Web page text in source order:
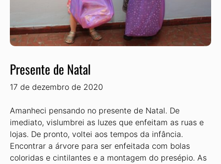
Presente de Natal
17 de dezembro de 2020
Amanheci pensando no presente de Natal. De
imediato, vislumbrei as luzes que enfeitam as ruas e
lojas. De pronto, voltei aos tempos da infância.
Encontrar a árvore para ser enfeitada com bolas
coloridas e cintilantes e a montagem do presépio. As